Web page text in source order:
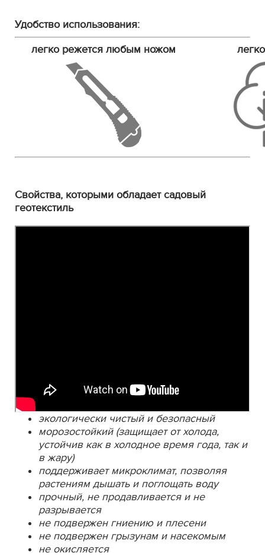
Удобство использования:
легко режется любым ножом
Свойства, которыми обладает садовый
геотекстиль
экологически чистый и безопасный
морозостойкий (защищает от холода,
устойчив как в холодное время года, так и
в жару)
поддерживает микроклимат, позволяя
растениям дышать и поглощать воду
прочный, не продавливается и не
разрывается
не подвержен гниению и плесени
не подвержен грызунам и насекомым
не окисляется